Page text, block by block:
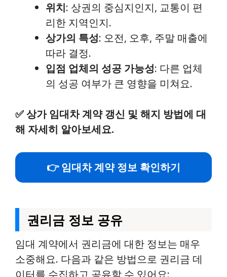
위치: 상권의 중심지인지, 교통이 편
리한 지역인지.
상가의 특성: 오전, 오후, 주말 매출에
따라 결정.
입점 업체의 성공 가능성: 다른 업체
의 성공 여부가 큰 영향을 미쳐요.
✅상가 임대차 계약 갱신 및 해지 방법에 대
해 자세히 알아보세요.
👉 임대차 계약 정보 확인하기
권리금 정보 공유
임대 계약에서 권리금에 대한 정보는 매우
소중해요. 다음과 같은 방법으로 권리금 데
이터를 수집하고 공유할 수 있어요: